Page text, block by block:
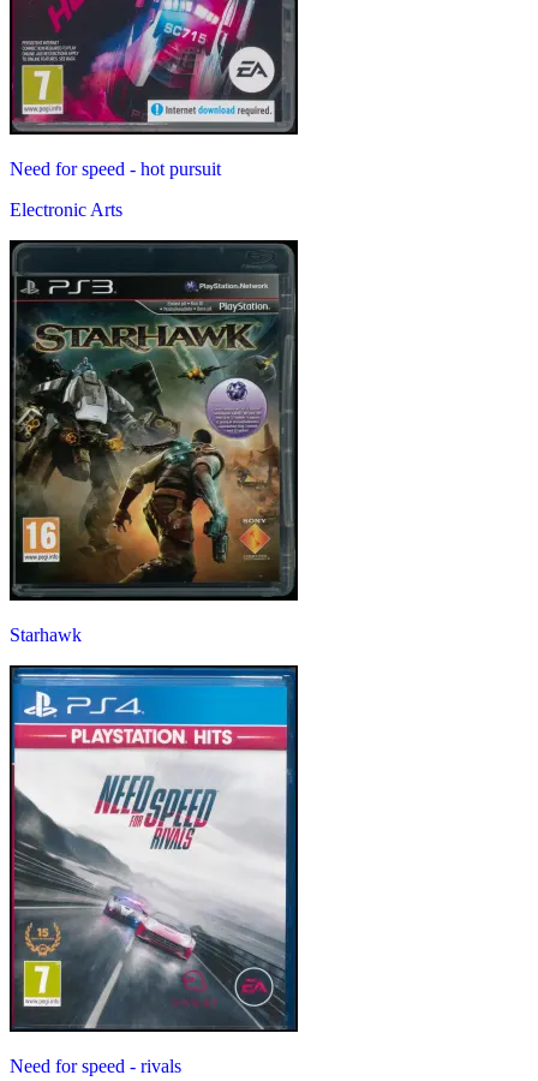
Need for speed - hot pursuit
Electronic Arts
Starhawk
Need for speed - rivals